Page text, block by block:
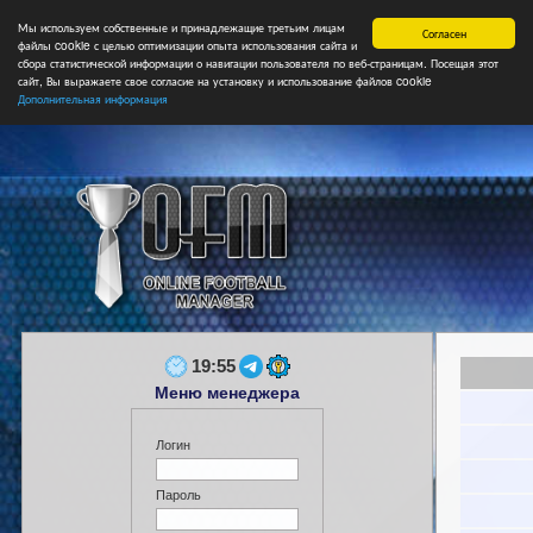
Согласен
Мы используем собственные и принадлежащие третьим лицам
файлы cookie с целью оптимизации опыта использования сайта и
сбора статистической информации о навигации пользователя по веб-страницам. Посещая этот
сайт, Вы выражаете свое согласие на установку и использование файлов cookie
Дополнительная информация
Главная Форум Турниры Сборные НФ Свободные
19:55
Меню менеджера
Логин
Пароль